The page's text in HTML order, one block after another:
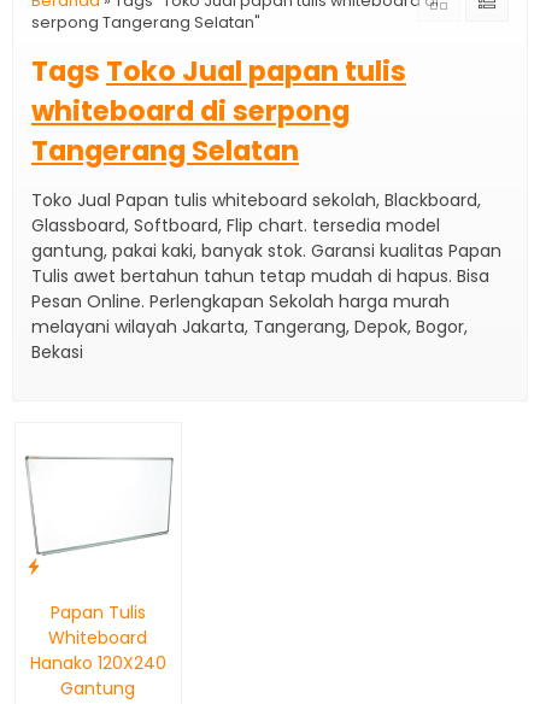
serpong Tangerang Selatan"
Tags Toko Jual papan tulis
whiteboard di serpong
Tangerang Selatan
Toko Jual Papan tulis whiteboard sekolah, Blackboard,
Glassboard, Softboard, Flip chart. tersedia model
gantung, pakai kaki, banyak stok. Garansi kualitas Papan
Tulis awet bertahun tahun tetap mudah di hapus. Bisa
Pesan Online. Perlengkapan Sekolah harga murah
melayani wilayah Jakarta, Tangerang, Depok, Bogor,
Bekasi
Papan Tulis
Whiteboard
Hanako 120X240
Gantung